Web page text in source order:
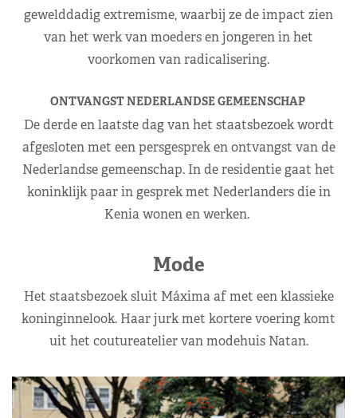
gewelddadig extremisme, waarbij ze de impact zien
van het werk van moeders en jongeren in het
voorkomen van radicalisering.
ONTVANGST NEDERLANDSE GEMEENSCHAP
De derde en laatste dag van het staatsbezoek wordt
afgesloten met een persgesprek en ontvangst van de
Nederlandse gemeenschap. In de residentie gaat het
koninklijk paar in gesprek met Nederlanders die in
Kenia wonen en werken.
Mode
Het staatsbezoek sluit Máxima af met een klassieke
koninginnelook. Haar jurk met kortere voering komt
uit het coutureatelier van modehuis Natan.